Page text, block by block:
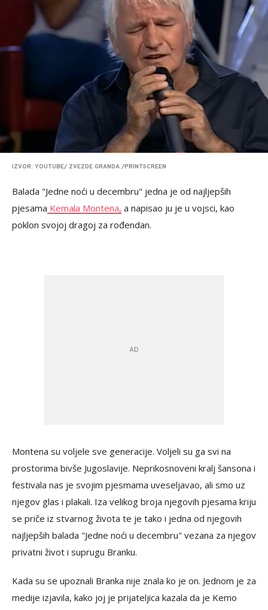
IZVOR: YOUTUBE/ ZVEZDE GRANDA /PRINTSCREEN
Balada "Jedne noći u decembru" jedna je od najljepših
pjesama Kemala Montena, a napisao ju je u vojsci, kao
poklon svojoj dragoj za rođendan.
Montena su voljele sve generacije. Voljeli su ga svi na
prostorima bivše Jugoslavije. Neprikosnoveni kralj šansona i
festivala nas je svojim pjesmama uveseljavao, ali smo uz
njegov glas i plakali. Iza velikog broja njegovih pjesama kriju
se priče iz stvarnog života te je tako i jedna od njegovih
najljepših balada "Jedne noći u decembru" vezana za njegov
privatni život i suprugu Branku.
Kada su se upoznali Branka nije znala ko je on. Jednom je za
medije izjavila, kako joj je prijateljica kazala da je Kemo